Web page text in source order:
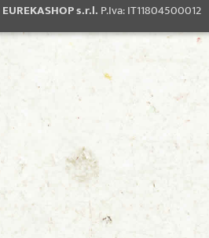
EUREKASHOP s.r.l. P.Iva: IT11804500012